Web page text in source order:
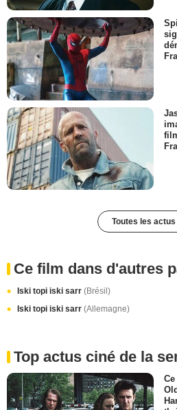
Toutes les actus
Ce film dans d'autres
Iski topi iski sarr (Brésil)
Iski topi iski sarr (Allemagne)
Top actus ciné de la